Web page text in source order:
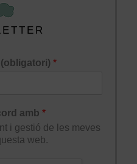
(obligatori) *
amb *
i gestió de les meves
web.